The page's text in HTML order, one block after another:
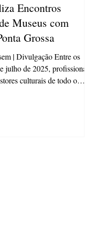
Encontros
Museus com
Grossa
Divulgação Entre os
julho de 2025, profissionais
culturais de todo o